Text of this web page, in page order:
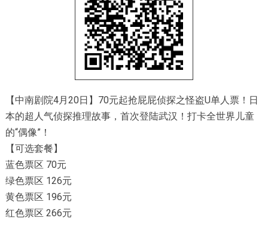
【中南剧院4月20日】70元起抢屁屁侦探之怪盗U单人票！日
本的超人气侦探推理故事，首次登陆武汉！打卡全世界儿童
的“偶像”！
【可选套餐】
蓝色票区 70元
绿色票区 126元
黄色票区 196元
红色票区 266元